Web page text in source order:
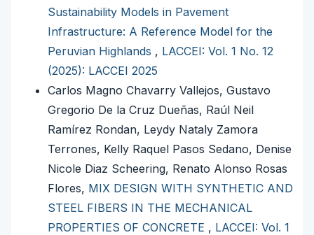
Sustainability Models in Pavement
Infrastructure: A Reference Model for the
Peruvian Highlands , LACCEI: Vol. 1 No. 12
(2025): LACCEI 2025
Carlos Magno Chavarry Vallejos, Gustavo
Gregorio De la Cruz Dueñas, Raúl Neil
Ramírez Rondan, Leydy Nataly Zamora
Terrones, Kelly Raquel Pasos Sedano, Denise
Nicole Diaz Scheering, Renato Alonso Rosas
Flores, MIX DESIGN WITH SYNTHETIC AND
STEEL FIBERS IN THE MECHANICAL
PROPERTIES OF CONCRETE , LACCEI: Vol. 1